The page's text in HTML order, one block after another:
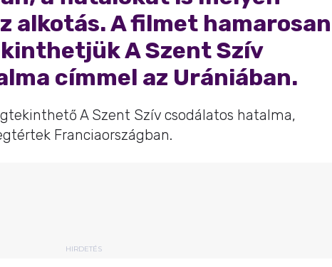
alkotás. A filmet hamarosan
A Szent Szív
címmel az Urániában.
A Szent Szív csodálatos hatalma,
Franciaországban.
HIRDETÉS